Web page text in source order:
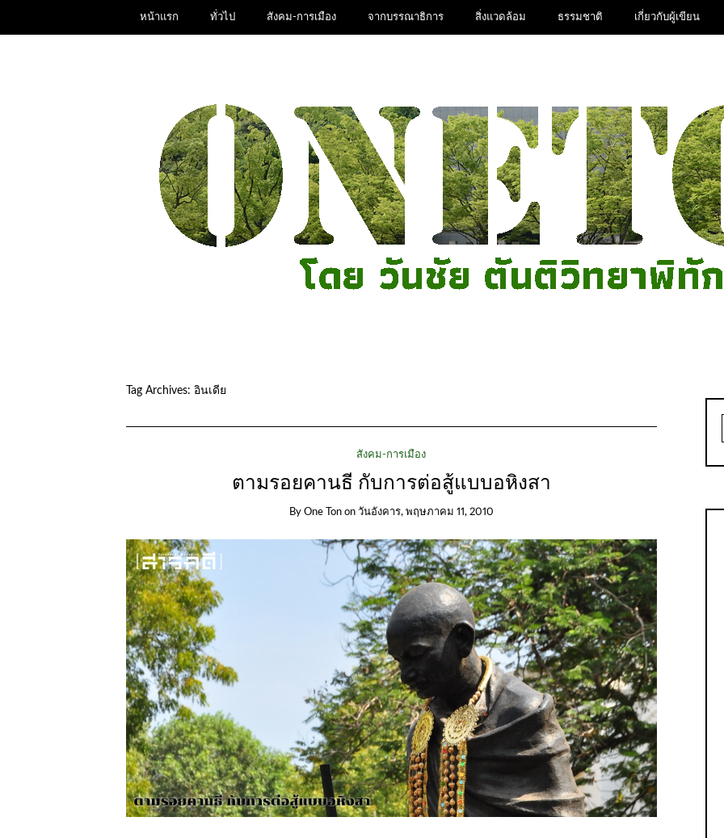
หน้าแรก ทั่วไป สังคม-การเมือง จากบรรณาธิการ สิ่งแวดล้อม ธรรมชาติ เกี่ยวกับผู้เขียน
Tag Archives: อินเดีย
สังคม-การเมือง
ตามรอยคานธี กับการต่อสู้แบบอหิงสา
By One Ton on วันอังคาร, พฤษภาคม 11, 2010